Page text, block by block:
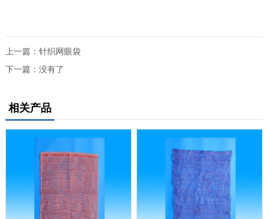
上一篇： 针织网眼袋
下一篇：没有了
相关产品